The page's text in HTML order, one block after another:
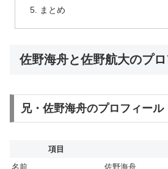
まとめ
佐野海舟と佐野航大のプ
兄・佐野海舟のプロフィール
項目
名前
佐野海舟